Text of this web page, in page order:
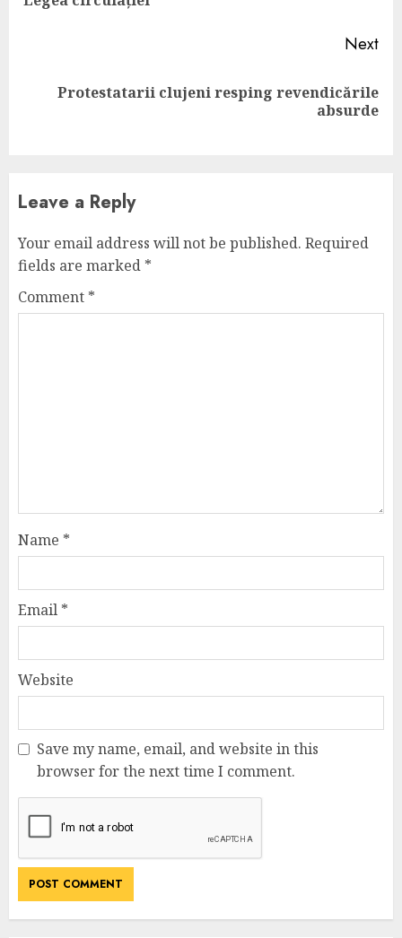
Next
NextProtestatarii clujeni resping revendicările
absurde
Leave a Reply
Your email address will not be published. Required
fields are marked *
Comment *
Name *
Email *
Website
Save my name, email, and website in this
browser for the next time I comment.